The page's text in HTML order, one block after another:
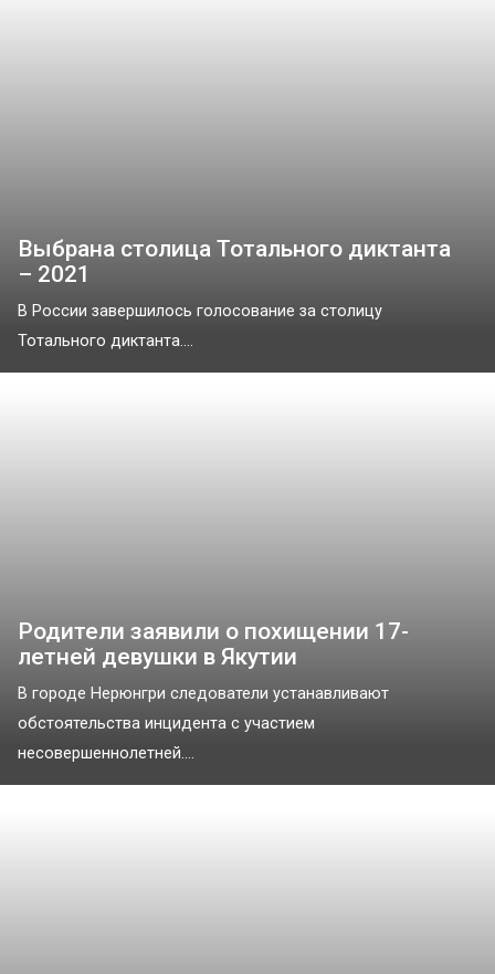
Выбрана столица Тотального диктанта
– 2021
В России завершилось голосование за столицу
Тотального диктанта....
Родители заявили о похищении 17-
летней девушки в Якутии
В городе Нерюнгри следователи устанавливают
обстоятельства инцидента с участием
несовершеннолетней....